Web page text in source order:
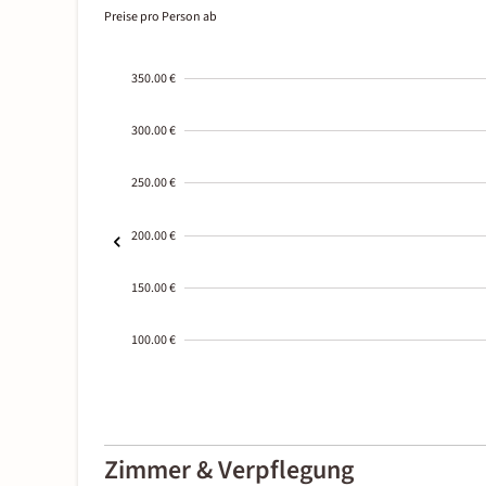
Preise pro Person ab
350.00 €
300.00 €
250.00 €
200.00 €
150.00 €
100.00 €
01-02
Zimmer & Verpflegung